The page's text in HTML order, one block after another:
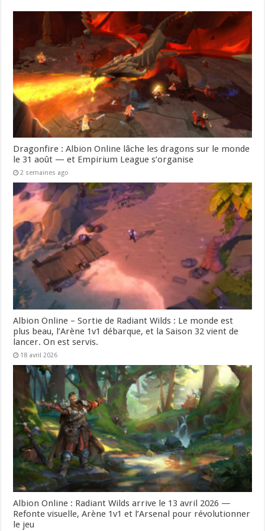
Dragonfire : Albion Online lâche les dragons sur le monde
le 31 août — et Empirium League s’organise
2 semaines ago
Albion Online – Sortie de Radiant Wilds : Le monde est
plus beau, l’Arène 1v1 débarque, et la Saison 32 vient de
lancer. On est servis.
18 avril 2026
Albion Online : Radiant Wilds arrive le 13 avril 2026 —
Refonte visuelle, Arène 1v1 et l’Arsenal pour révolutionner
le jeu